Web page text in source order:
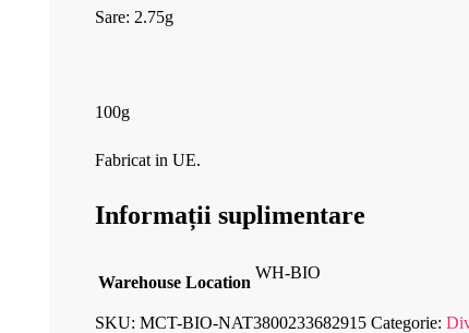
Sare: 2.75g
100g
Fabricat in UE.
Informații suplimentare
Warehouse Location
WH-BIO
SKU: MCT-BIO-NAT3800233682915 Categorie: